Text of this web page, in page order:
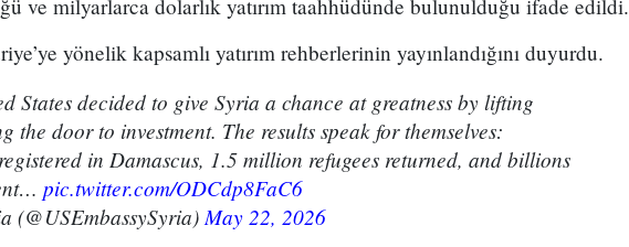
ve milyarlarca dolarlık yatırım taahhüdünde bulunulduğu ifade edildi.
yönelik kapsamlı yatırım rehberlerinin yayınlandığını duyurdu.
States decided to give Syria a chance at greatness by lifting
the door to investment. The results speak for themselves:
in Damascus, 1.5 million refugees returned, and billions
pic.twitter.com/ODCdp8FaC6
(@USEmbassySyria)May 22, 2026